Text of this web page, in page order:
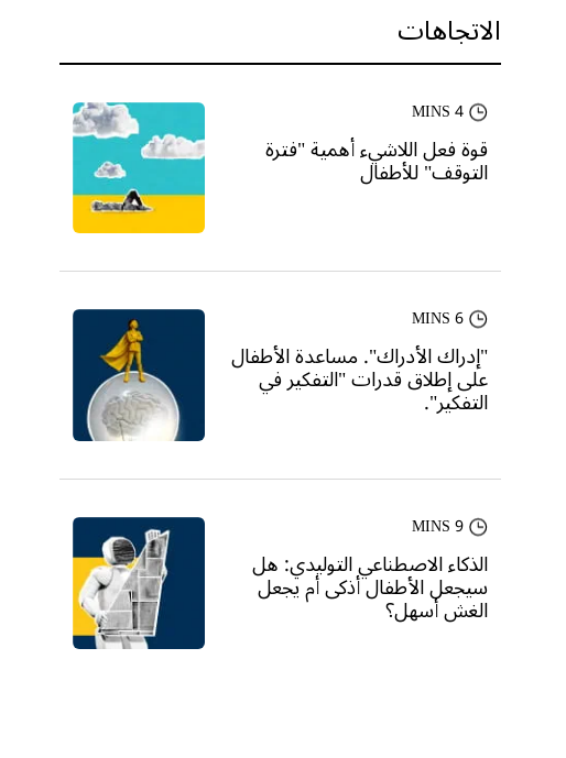
الاتجاهات
4 MINS
قوة فعل اللاشيء أهمية "فترة
التوقف" للأطفال
6 MINS
"إدراك الأدراك". مساعدة الأطفال
على إطلاق قدرات "التفكير في
التفكير".
9 MINS
الذكاء الاصطناعي التوليدي: هل
سيجعل الأطفال أذكى أم يجعل
الغش أسهل؟